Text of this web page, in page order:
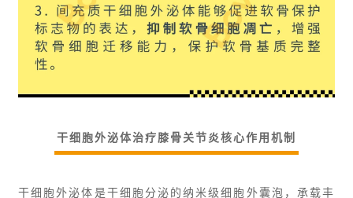
干细胞外泌体治疗膝骨关节炎核心作用机制
干细胞外泌体是干细胞分泌的纳米级细胞外囊泡，承载丰